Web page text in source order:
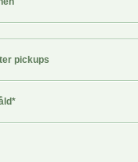
pickups